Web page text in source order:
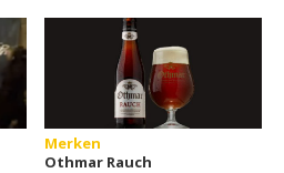
Merken
Othmar Rauch